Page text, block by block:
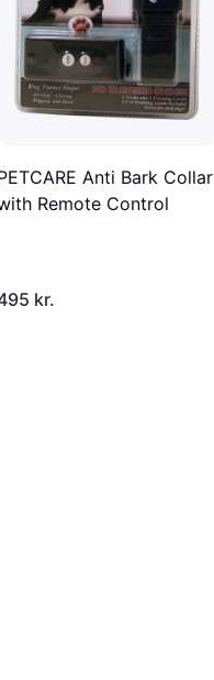
Anti Bark Collar
Remote Control
kr.